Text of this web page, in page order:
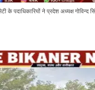
के पदाधिकारियों ने प्रदेश अध्यक्ष गोविन्द